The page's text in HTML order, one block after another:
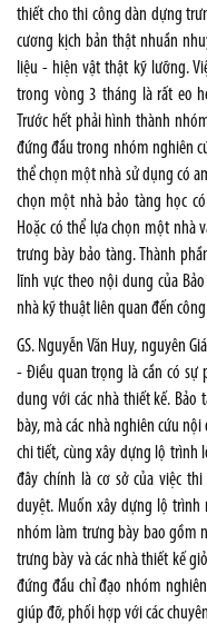
thiết cho thi công dàn dựng
cương kịch bản thật nhuần
liệu - hiện vật thật kỹ lưỡng.
trong vòng 3 tháng là rất eo
Trước hết phải hình thành
đứng đầu trong nhóm nghiên
thể chọn một nhà sử dụng có
chọn một nhà bảo tàng học
Hoặc có thể lựa chọn một nhà
trưng bày bảo tàng. Thành
lĩnh vực theo nội dung của
nhà kỹ thuật liên quan đến
GS. Nguyễn Văn Huy, nguyên
- Điều quan trọng là cần có sự
dung với các nhà thiết kế. Bảo
bày, mà các nhà nghiên cứu
chi tiết, cùng xây dựng lộ trình
đây chính là cơ sở của việc
duyệt. Muốn xây dựng lộ trình
nhóm làm trưng bày bao gồm
trưng bày và các nhà thiết kế
đứng đầu chỉ đạo nhóm
giúp đỡ, phối hợp với các